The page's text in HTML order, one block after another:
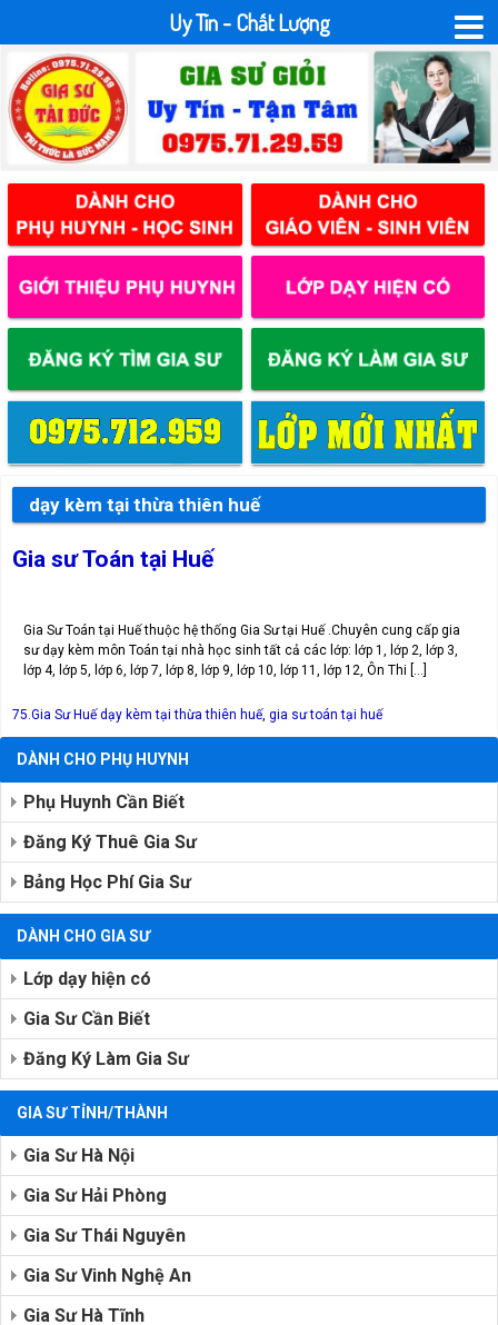
dạy kèm tại thừa thiên huế
Gia sư Toán tại Huế
Gia Sư Toán tại Huế thuộc hệ thống Gia Sư tại Huế .Chuyên cung cấp gia
sư dạy kèm môn Toán tại nhà học sinh tất cả các lớp: lớp 1, lớp 2, lớp 3,
lớp 4, lớp 5, lớp 6, lớp 7, lớp 8, lớp 9, lớp 10, lớp 11, lớp 12, Ôn Thi […]
75.Gia Sư Huế dạy kèm tại thừa thiên huế, gia sư toán tại huế
DÀNH CHO PHỤ HUYNH
Phụ Huynh Cần Biết
Đăng Ký Thuê Gia Sư
Bảng Học Phí Gia Sư
DÀNH CHO GIA SƯ
Lớp dạy hiện có
Gia Sư Cần Biết
Đăng Ký Làm Gia Sư
GIA SƯ TỈNH/THÀNH
Gia Sư Hà Nội
Gia Sư Hải Phòng
Gia Sư Thái Nguyên
Gia Sư Vinh Nghệ An
Gia Sư Hà Tĩnh
Uy Tín - Chất Lượng